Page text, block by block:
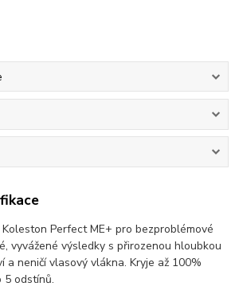
Perfect ME+ pro bezproblémové
vyvážené výsledky s přirozenou hloubkou
a neničí vlasový vlákna. Kryje až 100%
5 odstínů.